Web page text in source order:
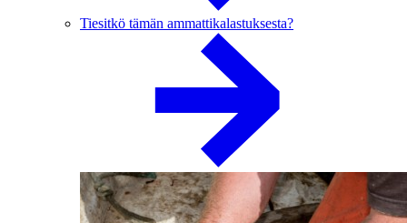
Tiesitkö tämän ammattikalastuksesta?